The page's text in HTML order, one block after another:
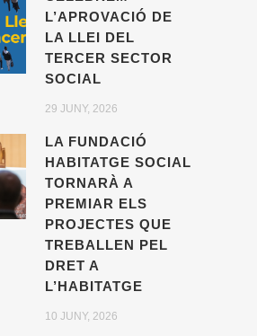
L’APROVACIÓ DE
LA LLEI DEL
TERCER SECTOR
SOCIAL
29 JUNY, 2026
LA FUNDACIÓ
HABITATGE SOCIAL
TORNARÀ A
PREMIAR ELS
PROJECTES QUE
TREBALLEN PEL
DRET A
L’HABITATGE
10 JUNY, 2026